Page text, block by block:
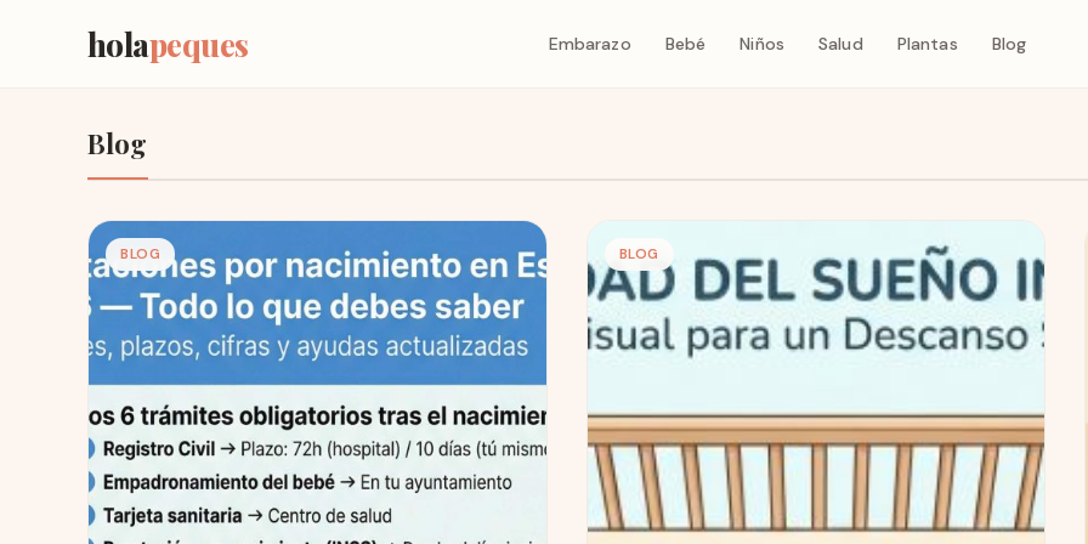
holapeques Embarazo Bebé Niños Salud Plantas Blog
Blog
BLOG BLOG